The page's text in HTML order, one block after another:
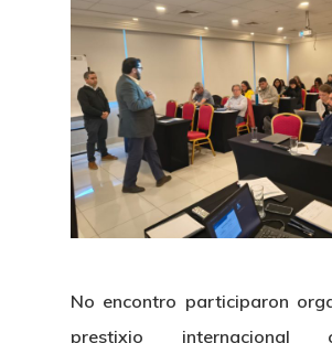
No encontro participaron
prestixio